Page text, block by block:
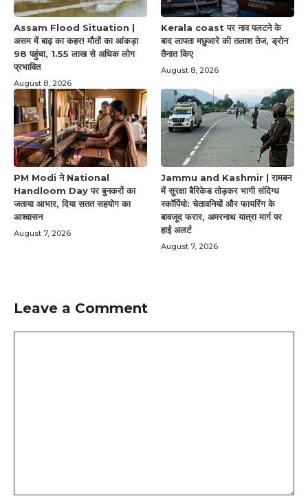
Assam Flood Situation |
असम में बाढ़ का कहर! मौतों का आंकड़ा
98 पहुंचा, 1.55 लाख से अधिक लोग
प्रभावित
August 8, 2026
Kerala coast पर नाव पलटने के
बाद लापता मछुआरे की तलाश तेज, ड्रोन
तैनात किए
August 8, 2026
PM Modi ने National
Handloom Day पर बुनकरों का
जताया आभार, दिया सतत सहयोग का
आश्वासन
August 7, 2026
Jammu and Kashmir | रामबन
में सुरक्षा बैरिकेड तोड़कर भागी संदिग्ध
स्कॉर्पियो: चेतावनियों और फायरिंग के
बावजूद फरार, अमरनाथ यात्रा मार्ग पर
हाई अलर्ट
August 7, 2026
Leave a Comment